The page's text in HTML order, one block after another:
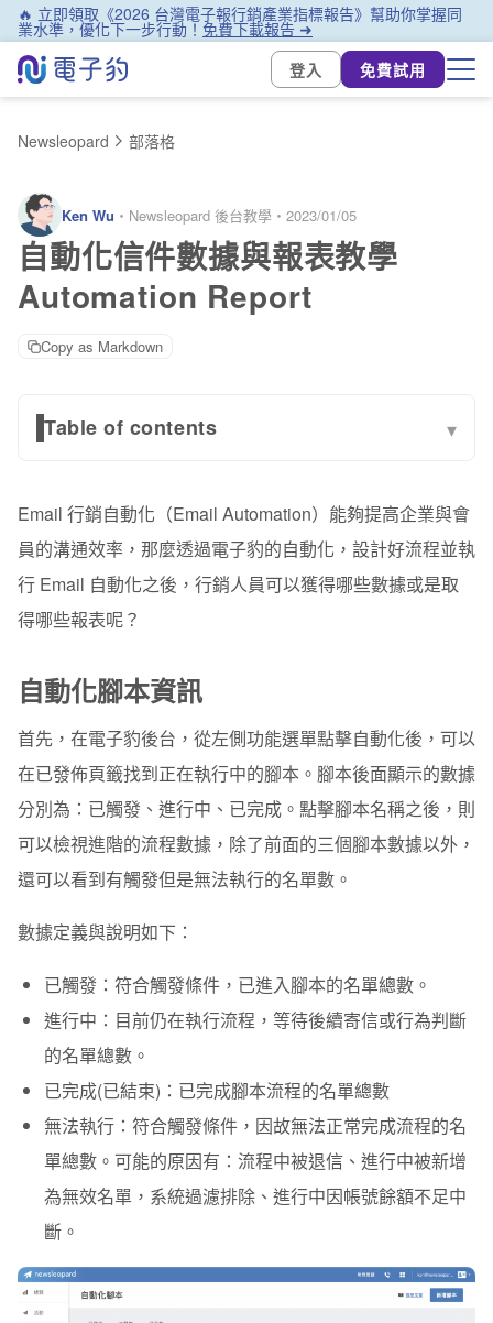
🔥 立即領取《2026 台灣電子報行銷產業指標報告》幫助你掌握同
業水準，優化下一步行動！免費下載報告 ➜
登入
免費試用
Newsleopard 部落格
Ken Wu ・ Newsleopard 後台教學 ・ 2023/01/05
自動化信件數據與報表教學
Automation Report
Copy as Markdown
Table of contents ▾
自動化流程資訊
信件詳細資訊
開始設計自動化腳本
Email 行銷自動化（Email Automation）能夠提高企業與會
員的溝通效率，那麼透過電子豹的自動化，設計好流程並執
行 Email 自動化之後，行銷人員可以獲得哪些數據或是取
得哪些報表呢？
自動化腳本資訊
首先，在電子豹後台，從左側功能選單點擊自動化後，可以
在已發佈頁籤找到正在執行中的腳本。腳本後面顯示的數據
分別為：已觸發、進行中、已完成。點擊腳本名稱之後，則
可以檢視進階的流程數據，除了前面的三個腳本數據以外，
還可以看到有觸發但是無法執行的名單數。
數據定義與說明如下：
已觸發 ：符合觸發條件，已進入腳本的名單總數。
進行中 ：目前仍在執行流程，等待後續寄信或行為判斷
的名單總數。
已完成(已結束) ：已完成腳本流程的名單總數
無法執行 ：符合觸發條件，因故無法正常完成流程的名
單總數。可能的原因有：流程中被退信、進行中被新增
為無效名單，系統過濾排除、進行中因帳號餘額不足中
斷。